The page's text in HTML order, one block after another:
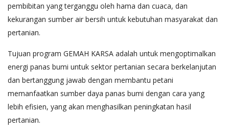
pembibitan yang terganggu oleh hama dan cuaca, dan
kekurangan sumber air bersih untuk kebutuhan masyarakat dan
pertanian.
Tujuan program GEMAH KARSA adalah untuk mengoptimalkan
energi panas bumi untuk sektor pertanian secara berkelanjutan
dan bertanggung jawab dengan membantu petani
memanfaatkan sumber daya panas bumi dengan cara yang
lebih efisien, yang akan menghasilkan peningkatan hasil
pertanian.